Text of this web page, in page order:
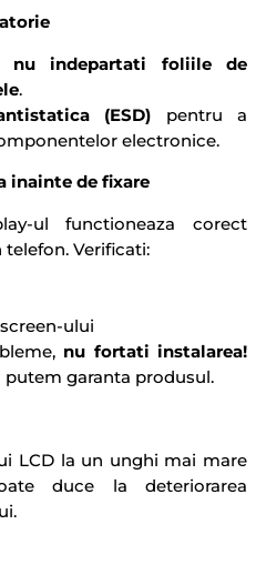
nu indepartati foliile de
.
(ESD) pentru a
electronice.
inainte de fixare
ul functioneaza corect
Verificati:
ului
nu fortati instalarea!
putem garanta produsul.
LCD la un unghi mai mare
duce la deteriorarea